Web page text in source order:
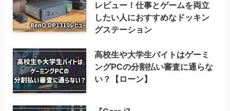
レビュー！仕事とゲームを両立
したい人におすすめなドッキン
グステーション
高校生や大学生バイトはゲーミ
ングPCの分割払い審査に通らな
い？【ローン】